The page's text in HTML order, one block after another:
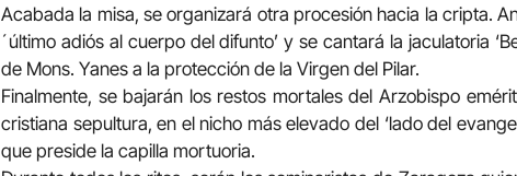
Acabada la misa, se organizará otra procesión hacia la cripta.
´último adiós al cuerpo del difunto’ y se cantará la jaculatoria
de Mons. Yanes a la protección de la Virgen del Pilar.
Finalmente, se bajarán los restos mortales del Arzobispo
cristiana sepultura, en el nicho más elevado del ‘lado del
que preside la capilla mortuoria.